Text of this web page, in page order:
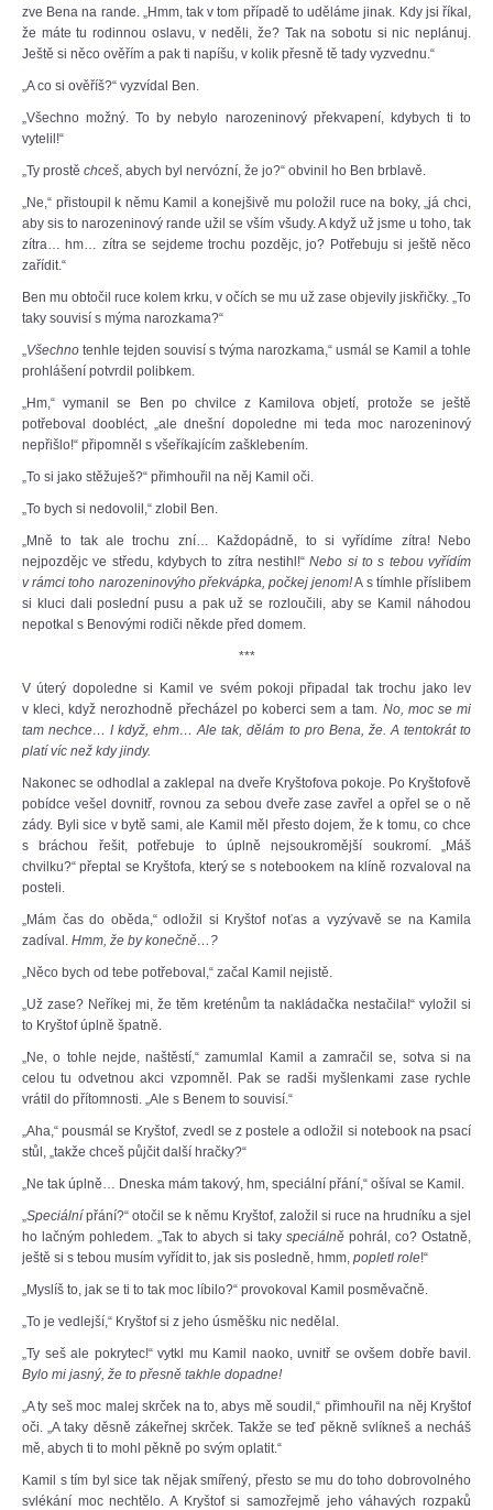
zve Bena na rande. „Hmm, tak v tom případě to uděláme jinak. Kdy jsi říkal,
že máte tu rodinnou oslavu, v neděli, že? Tak na sobotu si nic neplánuj.
Ještě si něco ověřím a pak ti napíšu, v kolik přesně tě tady vyzvednu.“
„A co si ověříš?“ vyzvídal Ben.
„Všechno možný. To by nebylo narozeninový překvapení, kdybych ti to
vytelil!“
„Ty prostě chceš, abych byl nervózní, že jo?“ obvinil ho Ben brblavě.
„Ne,“ přistoupil k němu Kamil a konejšivě mu položil ruce na boky, „já chci,
aby sis to narozeninový rande užil se vším všudy. A když už jsme u toho, tak
zítra… hm… zítra se sejdeme trochu pozdějc, jo? Potřebuju si ještě něco
zařídit.“
Ben mu obtočil ruce kolem krku, v očích se mu už zase objevily jiskřičky. „To
taky souvisí s mýma narozkama?“
„Všechno tenhle tejden souvisí s tvýma narozkama,“ usmál se Kamil a tohle
prohlášení potvrdil polibkem.
„Hm,“ vymanil se Ben po chvilce z Kamilova objetí, protože se ještě
potřeboval doobléct, „ale dnešní dopoledne mi teda moc narozeninový
nepřišlo!“ připomněl s všeříkajícím zašklebením.
„To si jako stěžuješ?“ přimhouřil na něj Kamil oči.
„To bych si nedovolil,“ zlobil Ben.
„Mně to tak ale trochu zní… Každopádně, to si vyřídíme zítra! Nebo
nejpozdějc ve středu, kdybych to zítra nestihl!“Nebo si to s tebou vyřídím
v rámci toho narozeninovýho překvápka, počkej jenom!A s tímhle příslibem
si kluci dali poslední pusu a pak už se rozloučili, aby se Kamil náhodou
nepotkal s Benovými rodiči někde před domem.
***
V úterý dopoledne si Kamil ve svém pokoji připadal tak trochu jako lev
v kleci, když nerozhodně přecházel po koberci sem a tam. No, moc se mi
tam nechce… I když, ehm… Ale tak, dělám to pro Bena, že. A tentokrát to
platí víc než kdy jindy.
Nakonec se odhodlal a zaklepal na dveře Kryštofova pokoje. Po Kryštofově
pobídce vešel dovnitř, rovnou za sebou dveře zase zavřel a opřel se o ně
zády. Byli sice v bytě sami, ale Kamil měl přesto dojem, že k tomu, co chce
s bráchou řešit, potřebuje to úplně nejsoukromější soukromí. „Máš
chvilku?“ přeptal se Kryštofa, který se s notebookem na klíně rozvaloval na
posteli.
„Mám čas do oběda,“ odložil si Kryštof noťas a vyzývavě se na Kamila
zadíval. Hmm, že by konečně…?
„Něco bych od tebe potřeboval,“ začal Kamil nejistě.
„Už zase? Neříkej mi, že těm kreténům ta nakládačka nestačila!“ vyložil si
to Kryštof úplně špatně.
„Ne, o tohle nejde, naštěstí,“ zamumlal Kamil a zamračil se, sotva si na
celou tu odvetnou akci vzpomněl. Pak se radši myšlenkami zase rychle
vrátil do přítomnosti. „Ale s Benem to souvisí.“
„Aha,“ pousmál se Kryštof, zvedl se z postele a odložil si notebook na psací
stůl, „takže chceš půjčit další hračky?“
„Ne tak úplně… Dneska mám takový, hm, speciální přání,“ ošíval se Kamil.
„Speciální přání?“ otočil se k němu Kryštof, založil si ruce na hrudníku a sjel
ho lačným pohledem. „Tak to abych si taky speciálně pohrál, co? Ostatně,
ještě si s tebou musím vyřídit to, jak sis posledně, hmm, popletl role!“
„Myslíš to, jak se ti to tak moc líbilo?“ provokoval Kamil posměvačně.
„To je vedlejší,“ Kryštof si z jeho úsměšku nic nedělal.
„Ty seš ale pokrytec!“ vytkl mu Kamil naoko, uvnitř se ovšem dobře bavil.
Bylo mi jasný, že to přesně takhle dopadne!
„A ty seš moc malej skrček na to, abys mě soudil,“ přimhouřil na něj Kryštof
oči. „A taky děsně zákeřnej skrček. Takže se teď pěkně svlíkneš a necháš
mě, abych ti to mohl pěkně po svým oplatit.“
Kamil s tím byl sice tak nějak smířený, přesto se mu do toho dobrovolného
svlékání moc nechtělo. A Kryštof si samozřejmě jeho váhavých rozpaků